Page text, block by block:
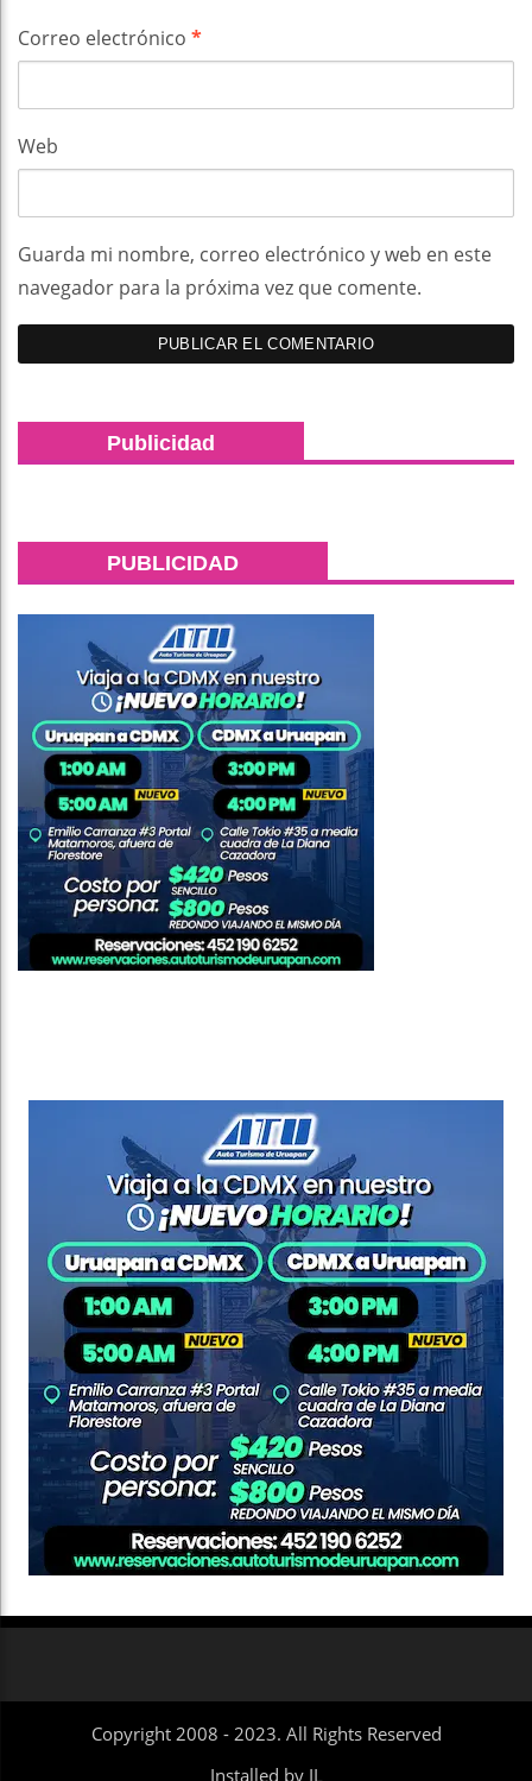
Correo electrónico *
Web
Guarda mi nombre, correo electrónico y web en este
navegador para la próxima vez que comente.
Publicidad
PUBLICIDAD
Copyright 2008 - 2023. All Rights Reserved
Installed by IL